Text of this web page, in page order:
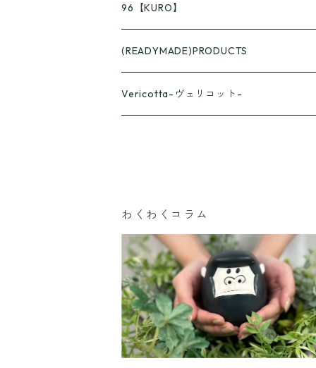
96【KURO】
つやつや
スプーン
ざらざら
パッケージA
パッケージB
パッケージC
(READYMADE)PRODUCTS
Vericotta-ヴェリコット-
わくわくコラム